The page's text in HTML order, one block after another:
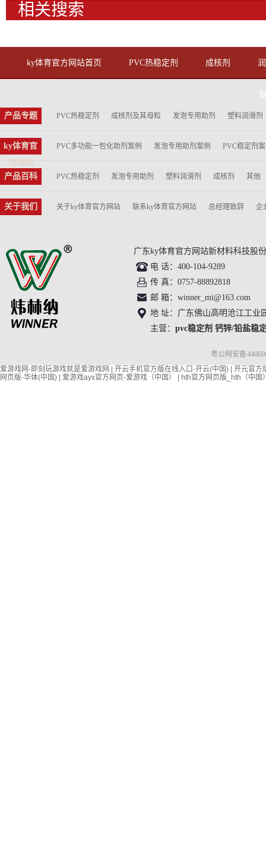
相关搜索
ky体育官方网站首页 PVC热稳定剂 成核剂
产品专题 PVC热稳定剂 成核剂及其母粒 发泡专用助剂 塑料润滑剂
ky体育官
方网站
PVC多功能一包化助剂案例 发泡专用助剂案例 PVC稳定剂
产品百科 PVC热稳定剂 发泡专用助剂 塑料润滑剂 成核剂 其他
关于我们 关于ky体育官方网站 联系ky体育官方网站 总经理致辞
企
广东ky体育官方网站新材料科技股
电 话：400-104-9289
传 真：0757-88892818
邮 箱：winner_mi@163.com
地 址：广东佛山高明沧江工业
主营： pvc稳定剂 钙锌/铅盐稳
粤公网安备
爱游戏网-即刻玩游戏就是爱游戏网
开云手机官方版在线入口-开云(中国)
开元官方
网页版-华体(中国)
爱游戏ayx官方网页-爱游戏（中国） hth官方网页版_hth（中国